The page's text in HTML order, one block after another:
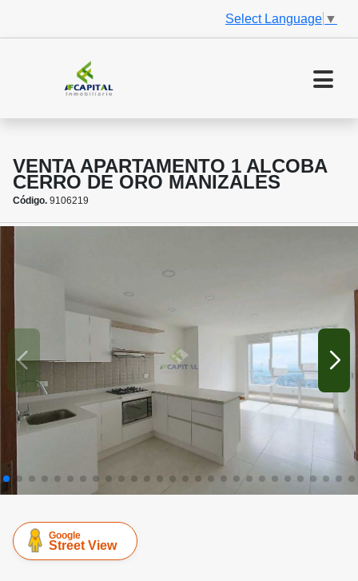
Select Language ▼
VENTA APARTAMENTO 1 ALCOBA
CERRO DE ORO MANIZALES
Código. 9106219
Google
Street View